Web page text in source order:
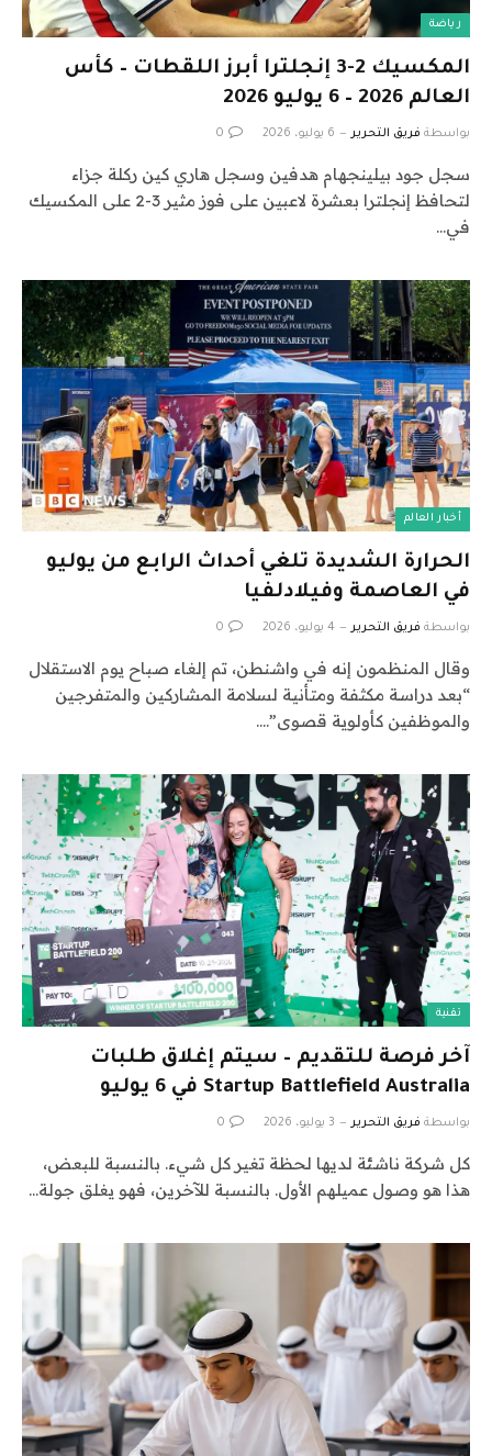
رياضة
المكسيك 2-3 إنجلترا أبرز اللقطات – كأس
العالم 2026 – 6 يوليو 2026
بواسطة فريق التحرير 6 يوليو، 2026 0
سجل جود بيلينجهام هدفين وسجل هاري كين ركلة جزاء
لتحافظ إنجلترا بعشرة لاعبين على فوز مثير 3-2 على المكسيك
في…
أخبار العالم
الحرارة الشديدة تلغي أحداث الرابع من يوليو
في العاصمة وفيلادلفيا
بواسطة فريق التحرير 4 يوليو، 2026 0
وقال المنظمون إنه في واشنطن، تم إلغاء صباح يوم الاستقلال
“بعد دراسة مكثفة ومتأنية لسلامة المشاركين والمتفرجين
والموظفين كأولوية قصوى”.…
تقنية
آخر فرصة للتقديم – سيتم إغلاق طلبات
Startup Battlefield Australia في 6 يوليو
بواسطة فريق التحرير 3 يوليو، 2026 0
كل شركة ناشئة لديها لحظة تغير كل شيء. بالنسبة للبعض،
هذا هو وصول عميلهم الأول. بالنسبة للآخرين، فهو يغلق جولة…